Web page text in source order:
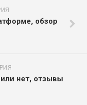
обзор
нет, отзывы